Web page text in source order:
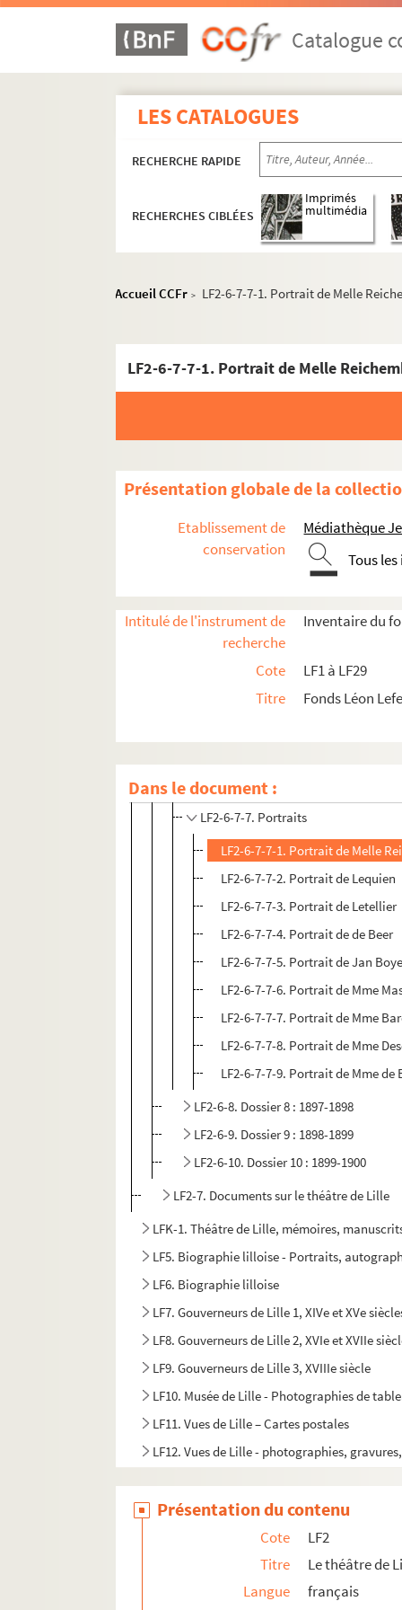
Catalogue
LES CATALOGUES
RECHERCHE RAPIDE
RECHERCHES CIBLÉES
Imprimés
multimédia
Accueil CCFr > LF2-6-7-7-1. Portrait de Melle
LF2-6-7-7-1. Portrait de Melle
Présentation globale de la
Etablissement de
conservation
Médiathèque
Tous
Intitulé de l'instrument de
recherche
Inventaire du
Cote
LF1 à LF29
Titre
Fonds Léon
Dans le document :
LF1. Histoire du Nord de Lille
LF2. Le théâtre de Lille
LF2-4. Documents sur le théâtre de Lille
LF2-5. Documents sur le théâtre de Lille
LF2-6-4. Dossier 4 : 1893-1894
LF2-6-5. Dossier 5 : 1894-1895
LF2-6-7. Dossier 7 : 1896-1897
LF2-6-7-1. Traités d’exploitation
LF2-6-7-2. Article de journal
LF2-6-7-3. Commission des Débuts
LF2-6-7-5. Répertoire
LF2-6-7-6. Tableau de la troupe
LF2-6-7-7. Portraits
LF2-6-7-7-1. Portrait de Melle
LF2-6-7-7-2. Portrait de Lequien
LF2-6-7-7-3. Portrait de Letellier
LF2-6-7-7-4. Portrait de de Beer
LF2-6-7-7-5. Portrait de Jan
LF2-6-7-7-6. Portrait de Mme
LF2-6-7-7-7. Portrait de Mme
LF2-6-7-7-8. Portrait de Mme
LF2-6-7-7-9. Portrait de Mme de
LF2-6-8. Dossier 8 : 1897-1898
LF2-6-9. Dossier 9 : 1898-1899
LF2-6-10. Dossier 10 : 1899-1900
LF2-7. Documents sur le théâtre de Lille
LFK-1. Théâtre de Lille, mémoires,
LF5. Biographie lilloise - Portraits,
LF6. Biographie lilloise
LF7. Gouverneurs de Lille 1, XIVe et XVe
LF8. Gouverneurs de Lille 2, XVIe et XVIIe
LF9. Gouverneurs de Lille 3, XVIIIe siècle
LF10. Musée de Lille - Photographies de
LF11. Vues de Lille – Cartes postales
LF12. Vues de Lille - photographies,
LF14. Photographies du musée de Lille
LF15. Lille Ancienne et moderne - gravures,
LF16. Facultés catholiques de Lille
LF17. Programmes de concerts
Présentation du contenu
Cote
LF2
Titre
Le théâtre de
Langue
français